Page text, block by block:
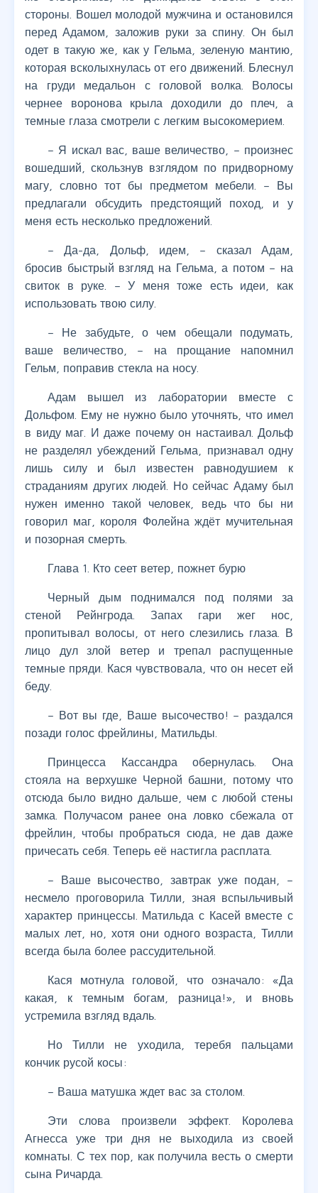
стороны. Вошел молодой мужчина и остановился
перед Адамом, заложив руки за спину. Он был
одет в такую же, как у Гельма, зеленую мантию,
которая всколыхнулась от его движений. Блеснул
на груди медальон с головой волка. Волосы
чернее воронова крыла доходили до плеч, а
темные глаза смотрели с легким высокомерием.
– Я искал вас, ваше величество, – произнес
вошедший, скользнув взглядом по придворному
магу, словно тот бы предметом мебели. – Вы
предлагали обсудить предстоящий поход, и у
меня есть несколько предложений.
– Да-да, Дольф, идем, – сказал Адам,
бросив быстрый взгляд на Гельма, а потом – на
свиток в руке. – У меня тоже есть идеи, как
использовать твою силу.
– Не забудьте, о чем обещали подумать,
ваше величество, – на прощание напомнил
Гельм, поправив стекла на носу.
Адам вышел из лаборатории вместе с
Дольфом. Ему не нужно было уточнять, что имел
в виду маг. И даже почему он настаивал. Дольф
не разделял убеждений Гельма, признавал одну
лишь силу и был известен равнодушием к
страданиям других людей. Но сейчас Адаму был
нужен именно такой человек, ведь что бы ни
говорил маг, короля Фолейна ждёт мучительная
и позорная смерть.
Глава 1. Кто сеет ветер, пожнет бурю
Черный дым поднимался под полями за
стеной Рейнгрода. Запах гари жег нос,
пропитывал волосы, от него слезились глаза. В
лицо дул злой ветер и трепал распущенные
темные пряди. Кася чувствовала, что он несет ей
беду.
– Вот вы где, Ваше высочество! – раздался
позади голос фрейлины, Матильды.
Принцесса Кассандра обернулась. Она
стояла на верхушке Черной башни, потому что
отсюда было видно дальше, чем с любой стены
замка. Получасом ранее она ловко сбежала от
фрейлин, чтобы пробраться сюда, не дав даже
причесать себя. Теперь её настигла расплата.
– Ваше высочество, завтрак уже подан, –
несмело проговорила Тилли, зная вспыльчивый
характер принцессы. Матильда с Касей вместе с
малых лет, но, хотя они одного возраста, Тилли
всегда была более рассудительной.
Кася мотнула головой, что означало: «Да
какая, к темным богам, разница!», и вновь
устремила взгляд вдаль.
Но Тилли не уходила, теребя пальцами
кончик русой косы:
– Ваша матушка ждет вас за столом.
Эти слова произвели эффект. Королева
Агнесса уже три дня не выходила из своей
комнаты. С тех пор, как получила весть о смерти
сына Ричарда.